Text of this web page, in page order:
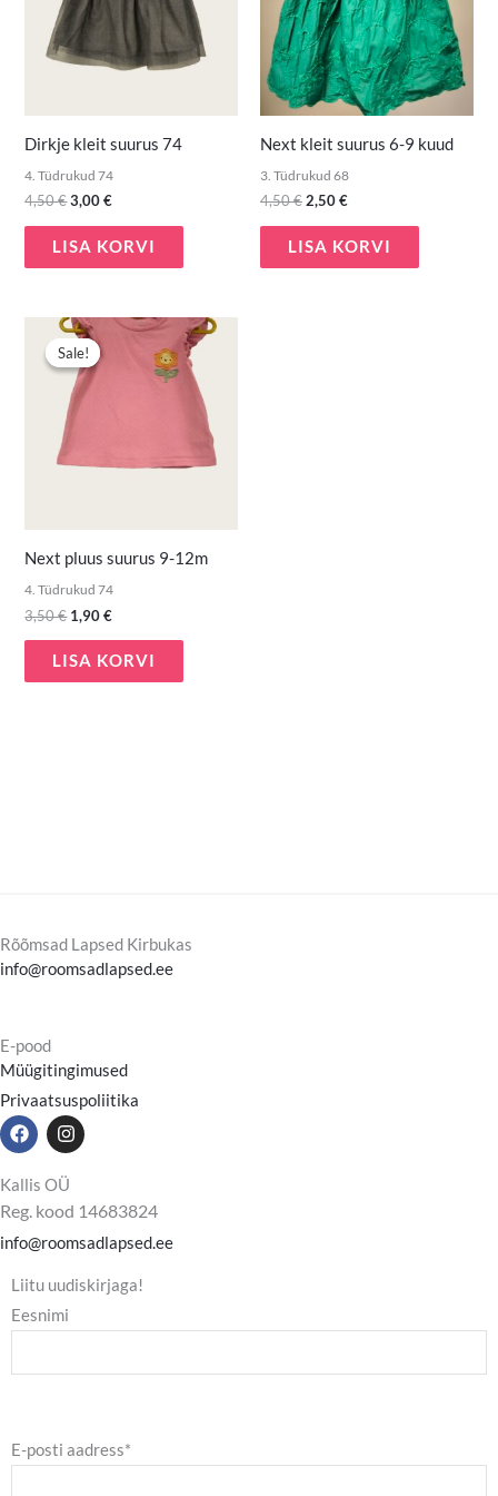
Dirkje kleit suurus 74
4. Tüdrukud 74
4,50€3,00€
LISA KORVI
Next kleit suurus 6-9 kuud
3. Tüdrukud 68
4,50€2,50€
LISA KORVI
Sale!
Sale!
Next pluus suurus 9-12m
4. Tüdrukud 74
3,50€
Algne
hind
oli:
3,50 €.
1,90€
Praegune
hind
1,90 €.
LISA KORVI
Rõõmsad Lapsed Kirbukas
info@roomsadlapsed.ee
E-pood
Müügitingimused
Privaatsuspoliitika
F
a
c
e
b
o
o
k
I
n
s
t
a
g
r
a
m
Kallis OÜ
Reg. kood 14683824
info@roomsadlapsed.ee
Liitu uudiskirjaga!
Eesnimi
E-posti aadress*